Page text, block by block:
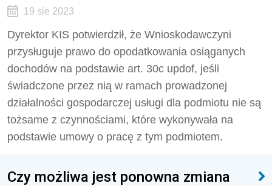
19 sie 2023
Dyrektor KIS potwierdził, że Wnioskodawczyni
przysługuje prawo do opodatkowania osiąganych
dochodów na podstawie art. 30c updof, jeśli
świadczone przez nią w ramach prowadzonej
działalności gospodarczej usługi dla podmiotu nie są
tożsame z czynnościami, które wykonywała na
podstawie umowy o pracę z tym podmiotem.
Czy możliwa jest ponowna zmiana